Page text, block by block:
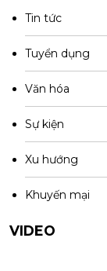
Tin tức
Tuyển dụng
Văn hóa
Sự kiện
Xu hướng
Khuyến mại
VIDEO